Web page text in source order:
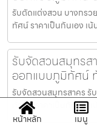
รับตัดแต่งสวน บางกร
ทัศน์ ราคาเป็นกันเอง
รับจัดสวนสมุทรส
ออกแบบภูมิทัศน์
รับจัดสวนสมุทรสาคร
ทั่วไทยราคาเป็นกันเอ
หน้าหลัก
เมนู